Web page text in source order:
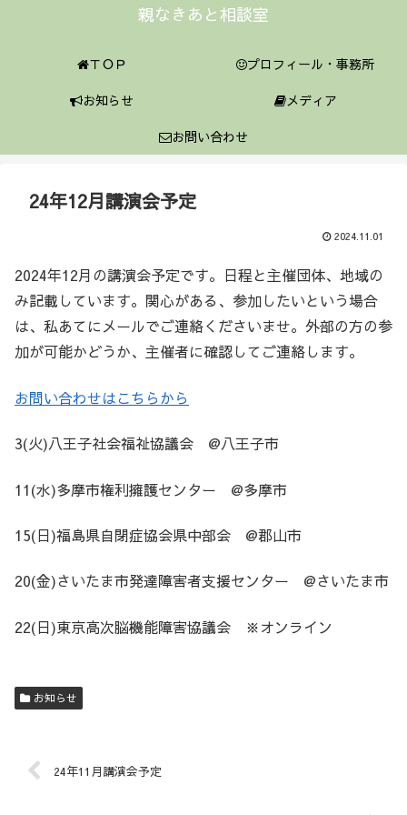
親なきあと相談室
ＴＯＰ
プロフィール・事務所
お知らせ
メディア
お問い合わせ
24年12月講演会予定
2024.11.01
2024年12月の講演会予定です。日程と主催団体、地域の
み記載しています。関心がある、参加したいという場合
は、私あてにメールでご連絡くださいませ。外部の方の参
加が可能かどうか、主催者に確認してご連絡します。
お問い合わせはこちらから
3(火)八王子社会福祉協議会 @八王子市
11(水)多摩市権利擁護センター @多摩市
15(日)福島県自閉症協会県中部会 @郡山市
20(金)さいたま市発達障害者支援センター @さいたま市
22(日)東京高次脳機能障害協議会 ※オンライン
お知らせ
24年11月講演会予定